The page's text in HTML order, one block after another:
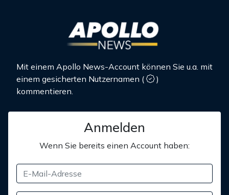
Mit einem Apollo News-Account können Sie u.a. mit
einem gesicherten Nutzernamen (
)
kommentieren.
Anmelden
Wenn Sie bereits einen Account haben: